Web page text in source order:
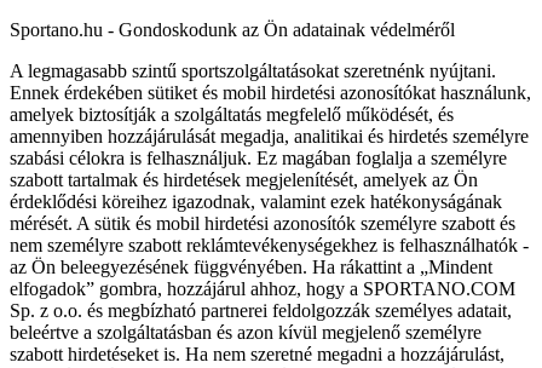
Sportano.hu - Gondoskodunk az Ön adatainak védelméről
A legmagasabb szintű sportszolgáltatásokat szeretnénk nyújtani.
Ennek érdekében sütiket és mobil hirdetési azonosítókat használunk,
amelyek biztosítják a szolgáltatás megfelelő működését, és
amennyiben hozzájárulását megadja, analitikai és hirdetés személyre
szabási célokra is felhasználjuk. Ez magában foglalja a személyre
szabott tartalmak és hirdetések megjelenítését, amelyek az Ön
érdeklődési köreihez igazodnak, valamint ezek hatékonyságának
mérését. A sütik és mobil hirdetési azonosítók személyre szabott és
nem személyre szabott reklámtevékenységekhez is felhasználhatók -
az Ön beleegyezésének függvényében. Ha rákattint a „Mindent
elfogadok” gombra, hozzájárul ahhoz, hogy a SPORTANO.COM
Sp. z o.o. és megbízható partnerei feldolgozzák személyes adatait,
beleértve a szolgáltatásban és azon kívül megjelenő személyre
szabott hirdetéseket is. Ha nem szeretné megadni a hozzájárulást,